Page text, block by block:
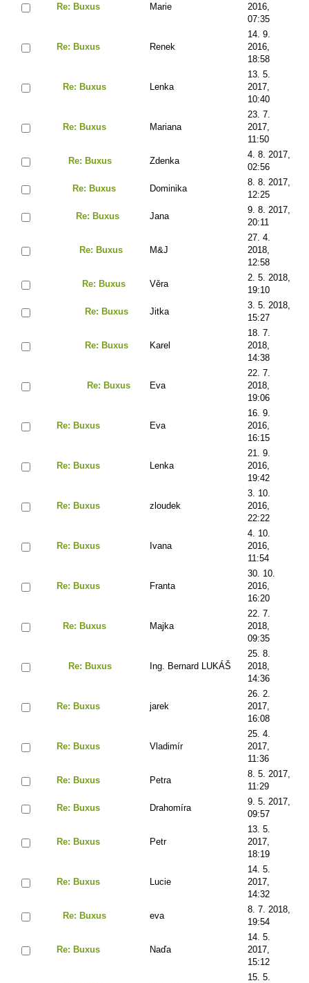
Re: Buxus Marie
2016,
07:35
Re: Buxus Renek
14. 9.
2016,
18:58
Re: Buxus Lenka
13. 5.
2017,
10:40
Re: Buxus Mariana
23. 7.
2017,
11:50
Re: Buxus Zdenka
4. 8. 2017,
02:56
Re: Buxus Dominika
8. 8. 2017,
12:25
Re: Buxus Jana
9. 8. 2017,
20:11
Re: Buxus M&J
27. 4.
2018,
12:58
Re: Buxus Věra
2. 5. 2018,
19:10
Re: Buxus Jitka
3. 5. 2018,
15:27
Re: Buxus Karel
18. 7.
2018,
14:38
Re: Buxus Eva
22. 7.
2018,
19:06
Re: Buxus Eva
16. 9.
2016,
16:15
Re: Buxus Lenka
21. 9.
2016,
19:42
Re: Buxus zloudek
3. 10.
2016,
22:22
Re: Buxus Ivana
4. 10.
2016,
11:54
Re: Buxus Franta
30. 10.
2016,
16:20
Re: Buxus Majka
22. 7.
2018,
09:35
Re: Buxus Ing. Bernard LUKÁŠ
25. 8.
2018,
14:36
Re: Buxus jarek
26. 2.
2017,
16:08
Re: Buxus Vladimír
25. 4.
2017,
11:36
Re: Buxus Petra
8. 5. 2017,
11:29
Re: Buxus Drahomíra
9. 5. 2017,
09:57
Re: Buxus Petr
13. 5.
2017,
18:19
Re: Buxus Lucie
14. 5.
2017,
14:32
Re: Buxus eva
8. 7. 2018,
19:54
Re: Buxus Naďa
14. 5.
2017,
15:12
15. 5.